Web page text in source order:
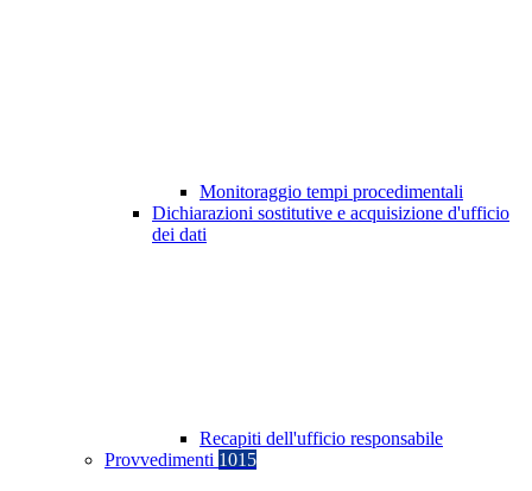
Monitoraggio tempi procedimentali
Dichiarazioni sostitutive e acquisizione d'ufficio
dei dati
Recapiti dell'ufficio responsabile
Provvedimenti 1015